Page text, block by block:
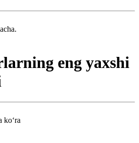
eng yaxshi
koʻra